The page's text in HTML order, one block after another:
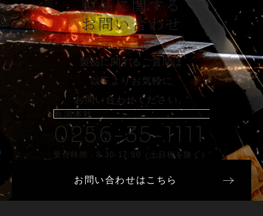
製品に関する
お問い合わせ
製品に関するご質問は
以下よりお気軽に
お問い合わせください。
新潟本社
0256-35-1111
受付時間 8:30-17:30（土日祝を除く）
お問い合わせはこちら